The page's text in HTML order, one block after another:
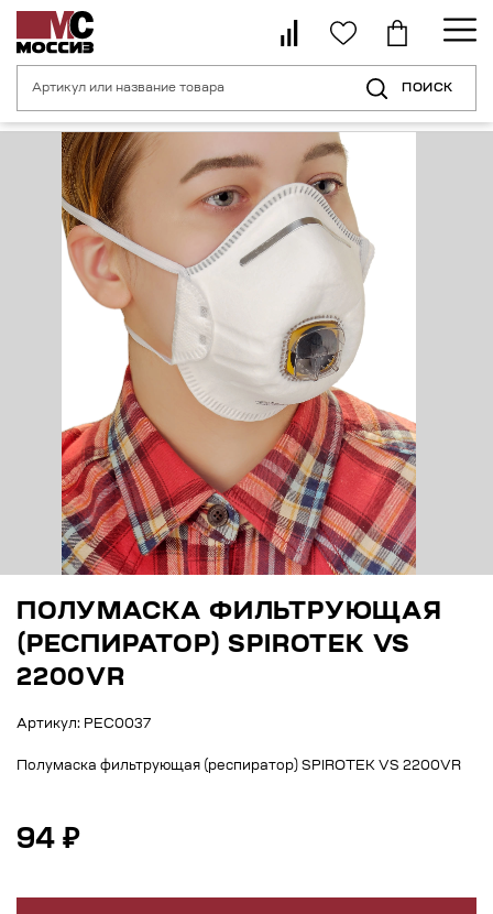
ПОИСК
Главная страница Средства индивидуальной защиты
ПОЛУМАСКА ФИЛЬТРУЮЩАЯ
(РЕСПИРАТОР) SPIROTEK VS
2200VR
Артикул: РЕС0037
Полумаска фильтрующая (респиратор) SPIROTEK VS 2200VR
94 ₽